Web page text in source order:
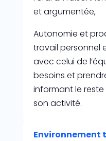
et argumentée,
Autonomie et
travail personnel
avec celui de
besoins et
informant le reste
son activité.
Environnement